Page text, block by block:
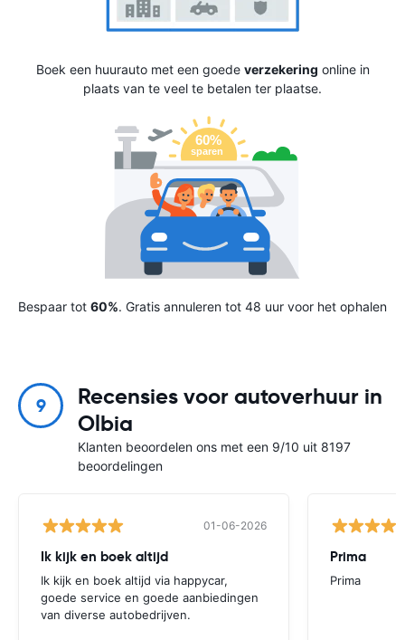
Boek een huurauto met een goede verzekering online in
plaats van te veel te betalen ter plaatse.
Bespaar tot 60%. Gratis annuleren tot 48 uur voor het ophalen
9
Recensies voor autoverhuur in
Olbia
Klanten beoordelen ons met een 9/10 uit 8197
beoordelingen
01-06-2026
Ik kijk en boek altijd
Ik kijk en boek altijd via happycar,
goede service en goede aanbiedingen
van diverse autobedrijven.
Prima
Prima